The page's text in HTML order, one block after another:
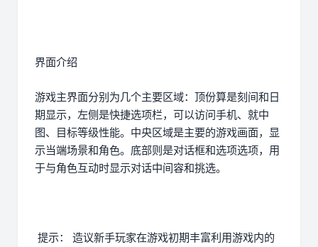
界面介绍
游戏主界面分别为几个主要区域：顶份算是刻间和日
期显示，左侧是快捷选项栏，可以访问手机、就中
图、目标等级性能。中央区域是主要的游戏画面，显
示当端场景和角色。底部则是对话框和选项选项，用
于与角色互动时显示对话中间容和挑选。
提示： 造议新手玩家在游戏初期丰富利用游戏内的